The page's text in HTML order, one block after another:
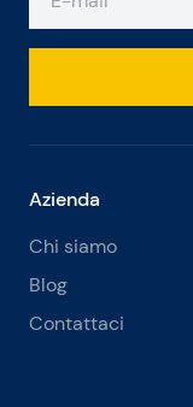
Azienda
Chi siamo
Blog
Contattaci